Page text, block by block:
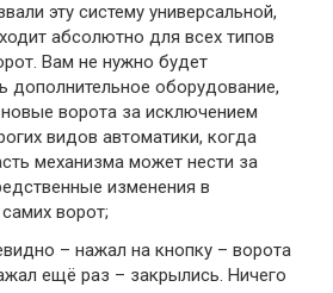
эту систему универсальной,
абсолютно для всех типов
Вам не нужно будет
дополнительное оборудование,
ворота за исключением
видов автоматики, когда
механизма может нести за
изменения в
ворот;
– нажал на кнопку – ворота
ещё раз – закрылись. Ничего